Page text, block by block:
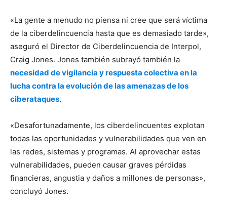
«La gente a menudo no piensa ni cree que será víctima
de la ciberdelincuencia hasta que es demasiado tarde»,
aseguró el Director de Ciberdelincuencia de Interpol,
Craig Jones. Jones también subrayó también la
necesidad de vigilancia y respuesta colectiva en la
lucha contra la evolución de las amenazas de los
ciberataques.
«Desafortunadamente, los ciberdelincuentes explotan
todas las oportunidades y vulnerabilidades que ven en
las redes, sistemas y programas. Al aprovechar estas
vulnerabilidades, pueden causar graves pérdidas
financieras, angustia y daños a millones de personas»,
concluyó Jones.